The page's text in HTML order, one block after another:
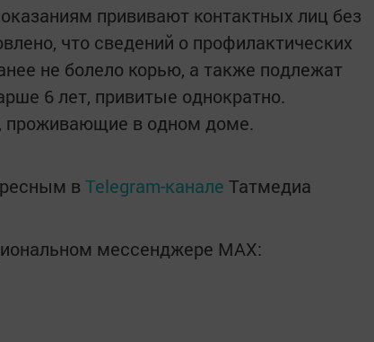
прививают контактных лиц без
что сведений о профилактических
не болело корью, а также подлежат
6 лет, привитые однократно.
проживающие в одном доме.
в Telegram-канале Татмедиа
мессенджере MАХ: